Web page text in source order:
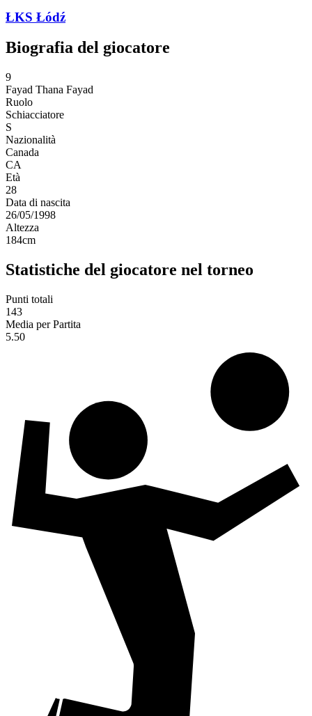
ŁKS Łódź
Biografia del giocatore
9
Fayad Thana Fayad
Ruolo
Schiacciatore
S
Nazionalità
Canada
CA
Età
28
Data di nascita
26/05/1998
Altezza
184cm
Statistiche del giocatore nel torneo
Punti totali
143
Media per Partita
5.50